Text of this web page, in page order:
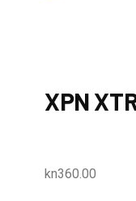
XPN
kn360.00